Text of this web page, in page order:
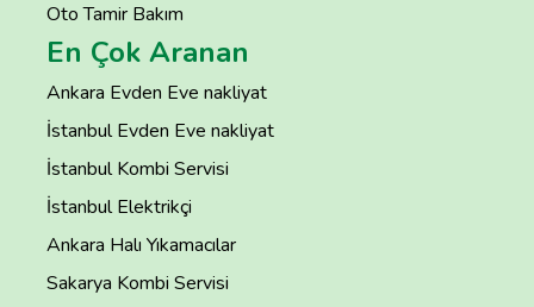
Oto Tamir Bakım
En Çok Aranan
Ankara Evden Eve nakliyat
İstanbul Evden Eve nakliyat
İstanbul Kombi Servisi
İstanbul Elektrikçi
Ankara Halı Yıkamacılar
Sakarya Kombi Servisi